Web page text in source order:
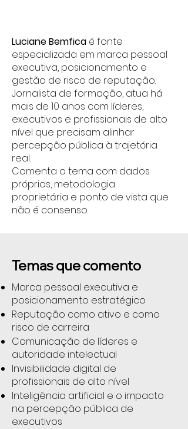
Luciane Bemfica é fonte
especializada em marca pessoal
executiva, posicionamento e
gestão de risco de reputação.
Jornalista de formação, atua há
mais de 10 anos com líderes,
executivos e profissionais de alto
nível que precisam alinhar
percepção pública à trajetória
real.
Comenta o tema com dados
próprios, metodologia
proprietária e ponto de vista que
não é consenso.
Temas que comento
Marca pessoal executiva e
posicionamento estratégico
Reputação como ativo e como
risco de carreira
Comunicação de líderes e
autoridade intelectual
Invisibilidade digital de
profissionais de alto nível
Inteligência artificial e o impacto
na percepção pública de
executivos